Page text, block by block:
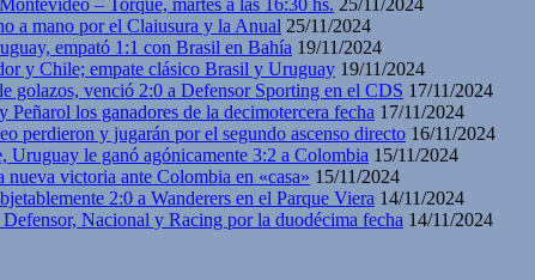
a mano por el Claiusura y la Anual 25/11/2024
empató 1:1 con Brasil en Bahía 19/11/2024
y Chile; empate clásico Brasil y Uruguay 19/11/2024
golazos, venció 2:0 a Defensor Sporting en el CDS 17/11/2024
los ganadores de la decimotercera fecha 17/11/2024
perdieron y jugarán por el segundo ascenso directo 16/11/2024
Uruguay le ganó agónicamente 3:2 a Colombia 15/11/2024
victoria ante Colombia en «casa» 15/11/2024
2:0 a Wanderers en el Parque Viera 14/11/2024
Nacional y Racing por la duodécima fecha 14/11/2024